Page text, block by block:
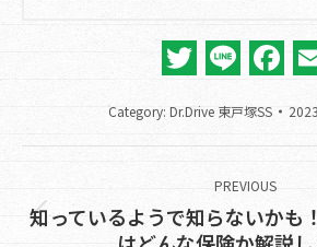
Twitter
Line
Category: Dr.Drive 東戸塚SS
navigation
PREVIOUS
Previous
知っているようで知らないかも